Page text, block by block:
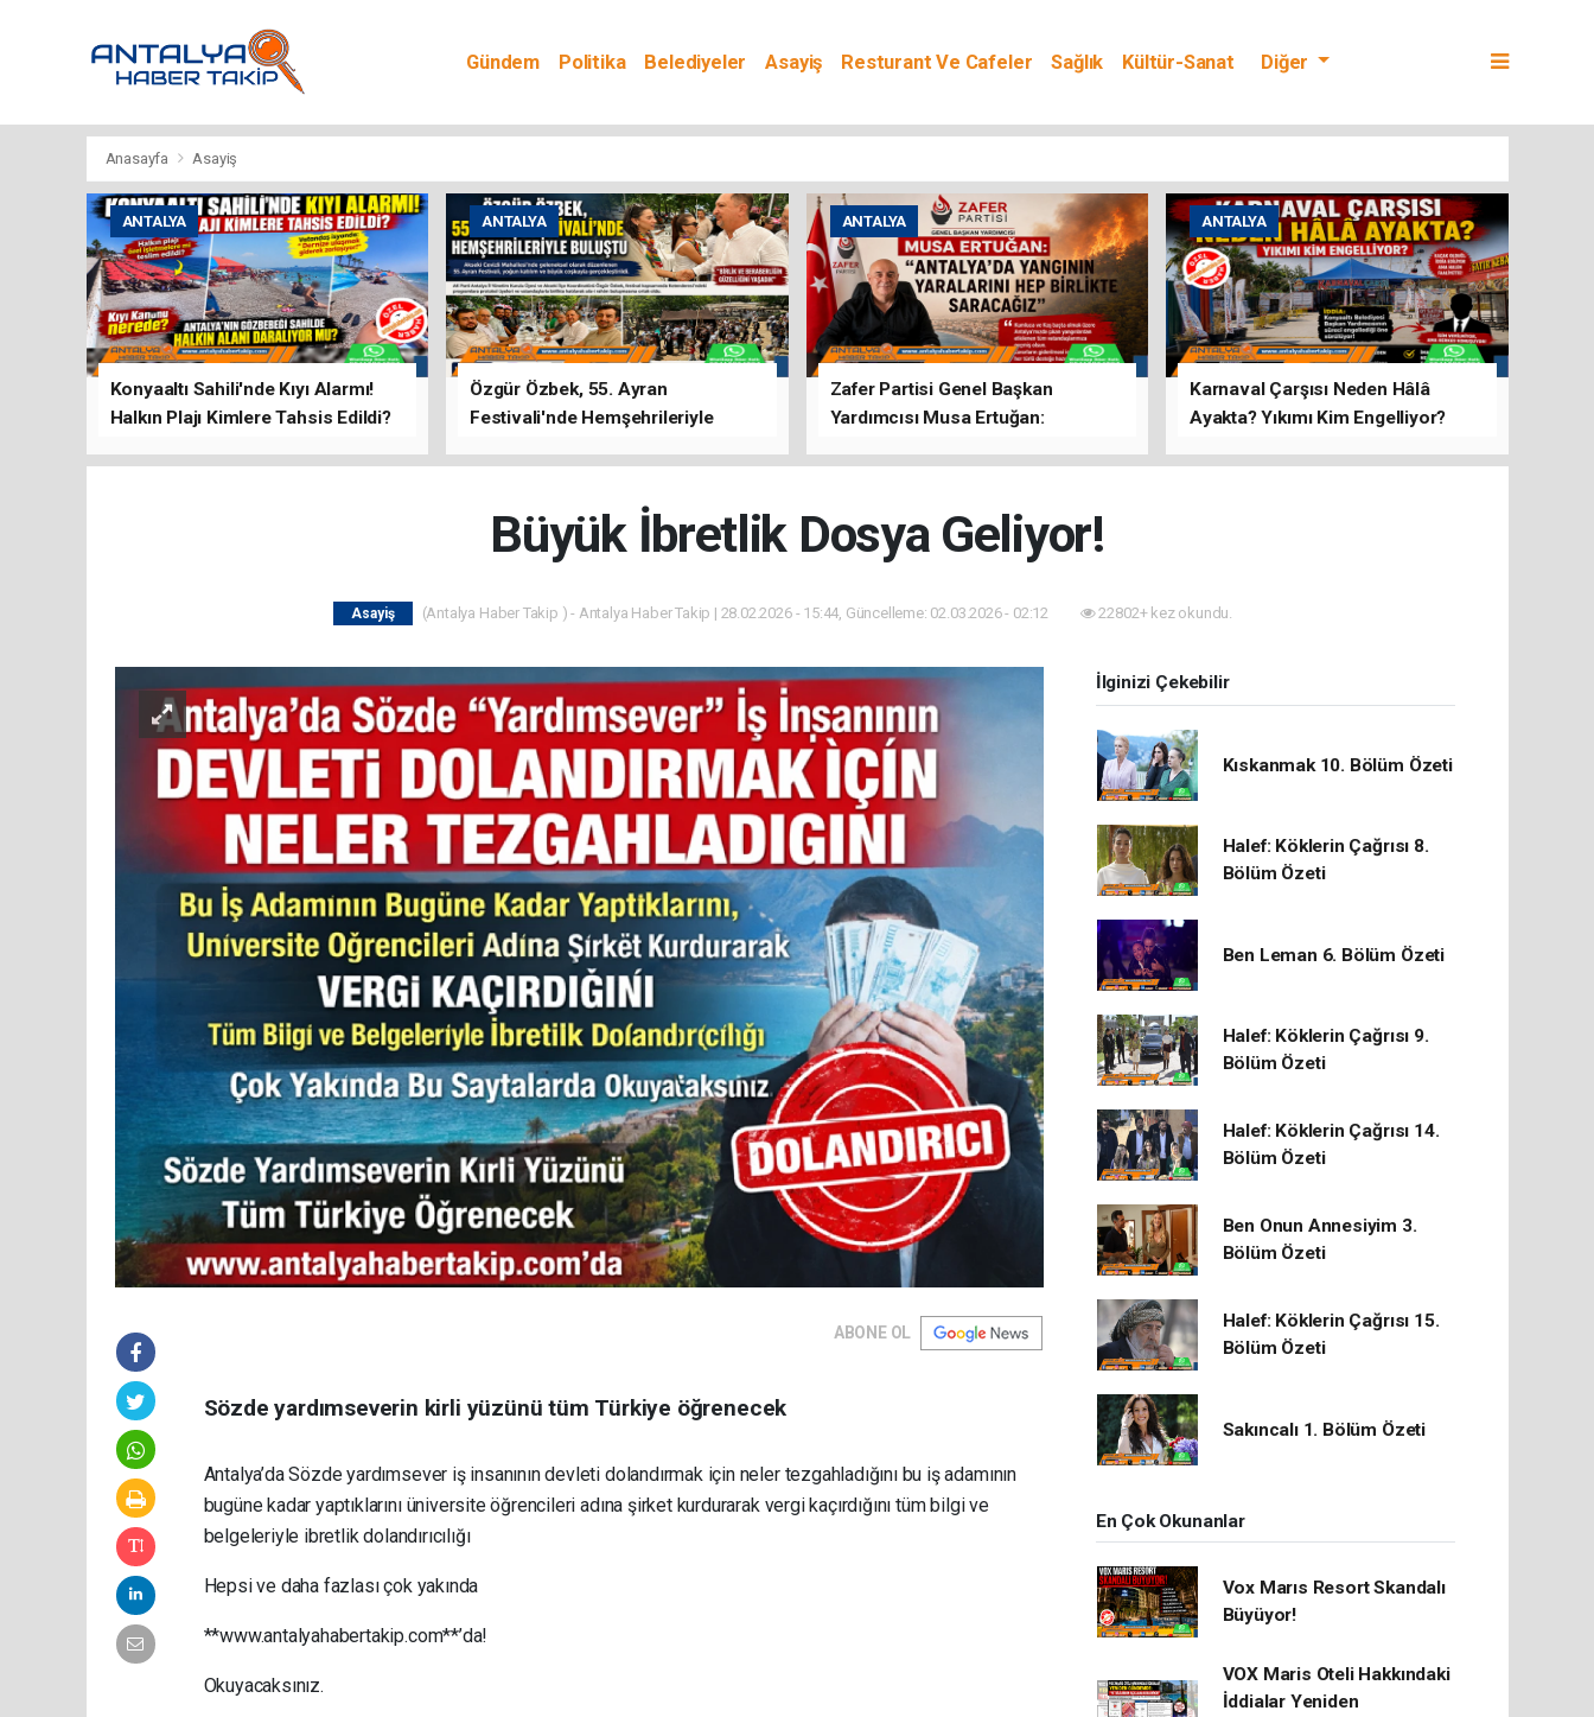
Gündem Politika Belediyeler Asayiş Resturant Ve Cafeler Sağlık
Kültür-Sanat
Diğer
Anasayfa Asayiş
ANTALYA
Konyaaltı Sahili'nde Kıyı Alarmı!
Halkın Plajı Kimlere Tahsis Edildi?
ANTALYA
Özgür Özbek, 55. Ayran
Festivali'nde Hemşehrileriyle
ANTALYA
Zafer Partisi Genel Başkan
Yardımcısı Musa Ertuğan:
ANTALYA
Karnaval Çarşısı Neden Hâlâ
Ayakta? Yıkımı Kim Engelliyor?
Büyük İbretlik Dosya Geliyor!
Asayiş (Antalya Haber Takip ) - Antalya Haber Takip | 28.02.2026 - 15:44, Güncelleme: 02.03.2026 - 02:12 22802+ kez okundu.
ABONE OL
Sözde yardımseverin kirli yüzünü tüm Türkiye öğrenecek
Antalya’da Sözde yardımsever iş insanının devleti dolandırmak için neler tezgahladığını bu iş adamının
bugüne kadar yaptıklarını üniversite öğrencileri adına şirket kurdurarak vergi kaçırdığını tüm bilgi ve
belgeleriyle ibretlik dolandırıcılığı
Hepsi ve daha fazlası çok yakında
**www.antalyahabertakip.com**’da!
Okuyacaksınız.
İlginizi Çekebilir
Kıskanmak 10. Bölüm Özeti
Halef: Köklerin Çağrısı 8.
Bölüm Özeti
Ben Leman 6. Bölüm Özeti
Halef: Köklerin Çağrısı 9.
Bölüm Özeti
Halef: Köklerin Çağrısı 14.
Bölüm Özeti
Ben Onun Annesiyim 3.
Bölüm Özeti
Halef: Köklerin Çağrısı 15.
Bölüm Özeti
Sakıncalı 1. Bölüm Özeti
En Çok Okunanlar
Vox Marıs Resort Skandalı
Büyüyor!
VOX Maris Oteli Hakkındaki
İddialar Yeniden